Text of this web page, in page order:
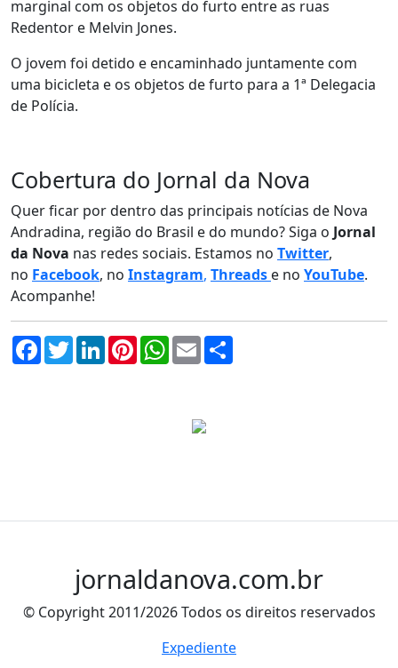
marginal com os objetos do furto entre as ruas
Redentor e Melvin Jones.
O jovem foi detido e encaminhado juntamente com
uma bicicleta e os objetos de furto para a 1ª Delegacia
de Polícia.
Cobertura do Jornal da Nova
Quer ficar por dentro das principais notícias de Nova
Andradina, região do Brasil e do mundo? Siga o Jornal
da Nova nas redes sociais. Estamos no Twitter,
no Facebook, no Instagram, Threads e no YouTube.
Acompanhe!
Facebook
TwitterLinkedInPinterestWhatsApp
Email
jornaldanova.com.br
© Copyright 2011/2026 Todos os direitos reservados
Expediente